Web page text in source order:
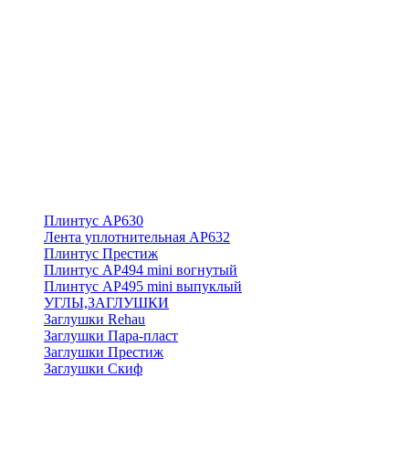
Плинтус АР630
Лента уплотнительная АР632
Плинтус Престиж
Плинтус АР494 mini вогнутый
Плинтус АР495 mini выпуклый
УГЛЫ,ЗАГЛУШКИ
Заглушки Rehau
Заглушки Пара-пласт
Заглушки Престиж
Заглушки Скиф